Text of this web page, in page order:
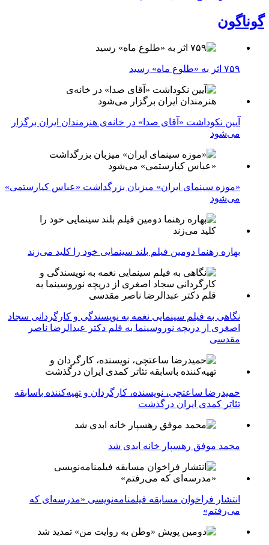
گوناگون
۷۵۹ اثر به «طلوع ماه» رسید
آیین نکوداشت «آقای صدا» در خانه‌ی هنرمندان ایران برگزار
می‌شود
«موزه سینمای ایران» میزبان بزرگداشت «عباس کیارستمی»
می‌شود
بهاره رهنما دومین فیلم بلند سینمایی خود را کلید می‌زند
نگاهی به فیلم سینمایی نغمه به نویسندگی و کارگردانی سجاد
اصغری از دریچه نوروسینما به قلم دکتر عبدالرضا ناصر
مقدسی
حمیدرضا ساعتچی، نویسنده، کارگردان و تهیه‌کننده باسابقه
تئاتر کمدی ایران درگذشت
محمد موفق رهسپار خانه ابدی شد
انتشار فراخوان مسابقه فیلمنامه‌نویسی «مدرسه‌ای که
می‌رفتم»